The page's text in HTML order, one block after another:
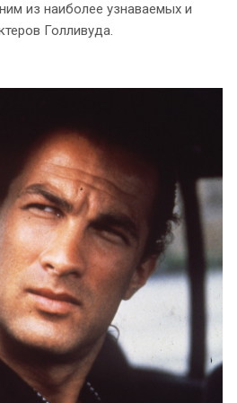
из наиболее узнаваемых и
Голливуда.